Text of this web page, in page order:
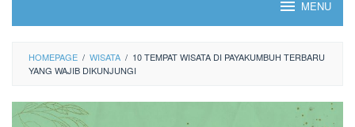
MENU
HOMEPAGE / WISATA / 10 TEMPAT WISATA DI PAYAKUMBUH TERBARU
YANG WAJIB DIKUNJUNGI